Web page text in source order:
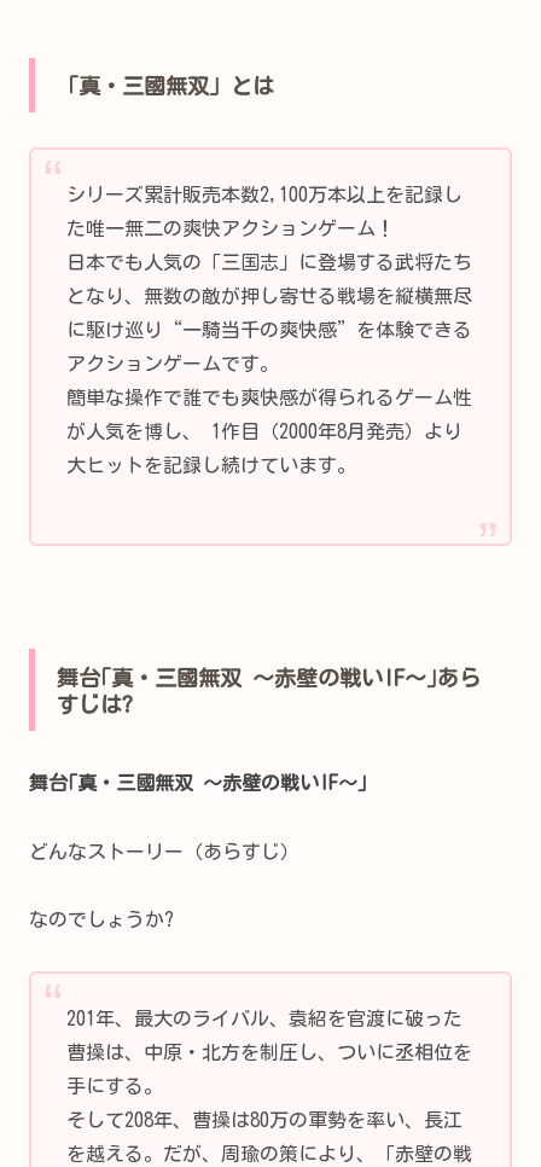
「真・三國無双」とは
シリーズ累計販売本数2,100万本以上を記録し
た唯一無二の爽快アクションゲーム！
日本でも人気の「三国志」に登場する武将たち
となり、無数の敵が押し寄せる戦場を縦横無尽
に駆け巡り“一騎当千の爽快感”を体験できる
アクションゲームです。
簡単な操作で誰でも爽快感が得られるゲーム性
が人気を博し、 1作目（2000年8月発売）より
大ヒットを記録し続けています。
舞台｢真・三國無双 ～赤壁の戦いIF～｣あら
すじは?
舞台｢真・三國無双 ～赤壁の戦い IF～｣
どんなストーリー（あらすじ）
なのでしょうか?
201年、最大のライバル、袁紹を官渡に破った
曹操は、中原・北方を制圧し、ついに丞相位を
手にする。
そして208年、曹操は80万の軍勢を率い、長江
を越える。だが、周瑜の策により、「赤壁の戦